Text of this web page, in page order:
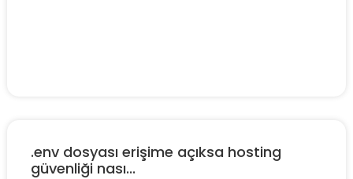
.env dosyası erişime açıksa hosting
güvenliği nası...